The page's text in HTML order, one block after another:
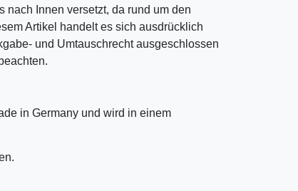
nach Innen versetzt, da rund um den
Artikel handelt es sich ausdrücklich
und Umtauschrecht ausgeschlossen
in Germany und wird in einem